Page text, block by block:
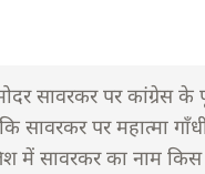
सावरकर पर कांग्रेस के
सावरकर पर महात्मा
में सावरकर का नाम